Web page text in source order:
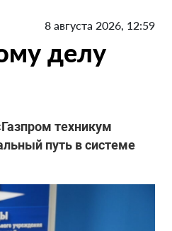
8 августа 2026, 12:59
делу
техникум
путь в системе